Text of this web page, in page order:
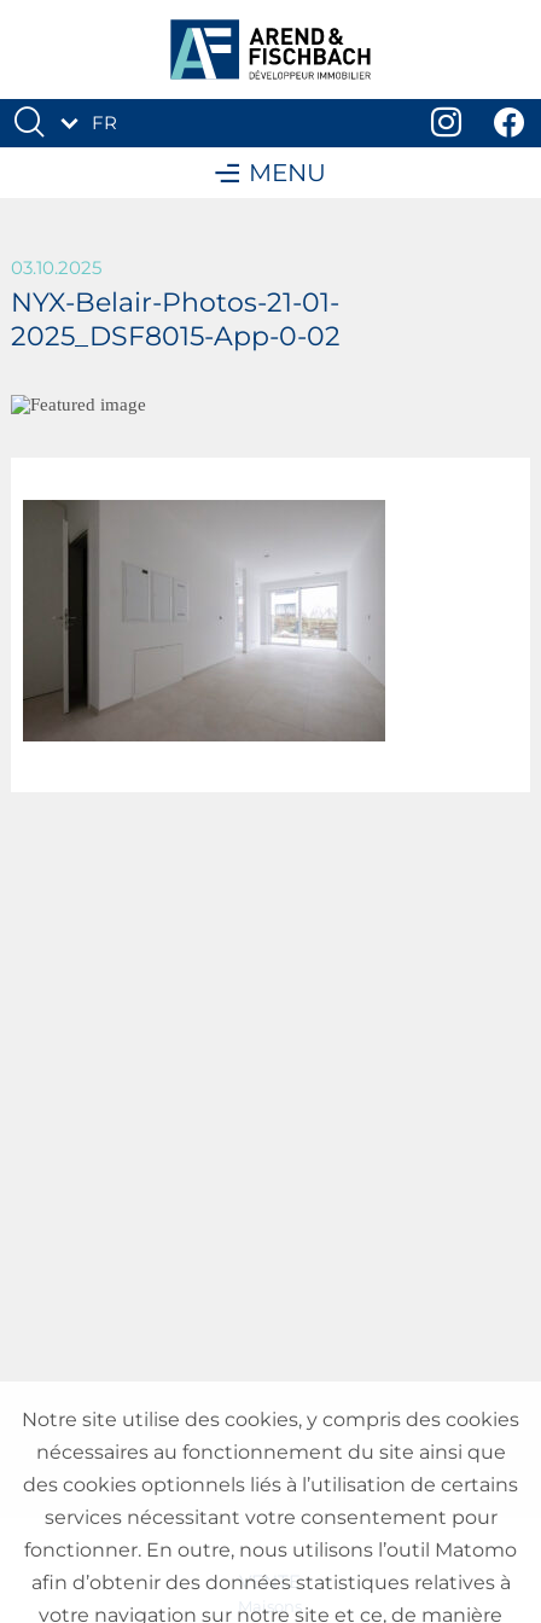
FR
MENU
03.10.2025
NYX-Belair-Photos-21-01-
2025_DSF8015-App-0-02
VENTE
Maisons
Notre site utilise des cookies, y compris des cookies
nécessaires au fonctionnement du site ainsi que
des cookies optionnels liés à l’utilisation de certains
services nécessitant votre consentement pour
fonctionner. En outre, nous utilisons l’outil Matomo
afin d’obtenir des données statistiques relatives à
votre navigation sur notre site et ce, de manière